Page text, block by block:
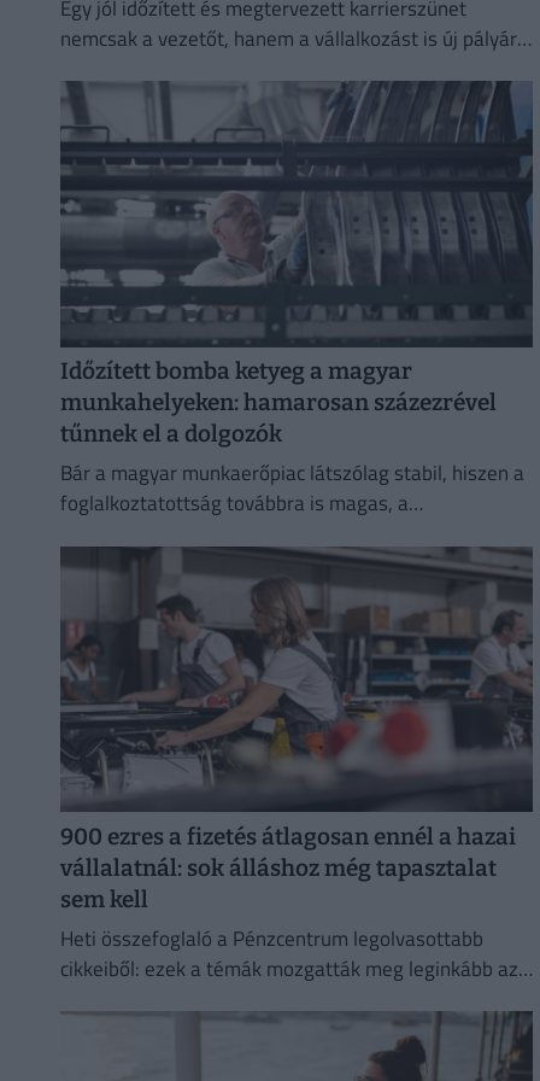
Egy jól időzített és megtervezett karrierszünet
nemcsak a vezetőt, hanem a vállalkozást is új pályára
Időzített bomba ketyeg a magyar
munkahelyeken: hamarosan százezrével
tűnnek el a dolgozók
Bár a magyar munkaerőpiac látszólag stabil, hiszen a
foglalkoztatottság továbbra is magas, a
mértékben.
900 ezres a fizetés átlagosan ennél a hazai
vállalatnál: sok álláshoz még tapasztalat
sem kell
Heti összefoglaló a Pénzcentrum legolvasottabb
cikkeiből: ezek a témák mozgatták meg leginkább az